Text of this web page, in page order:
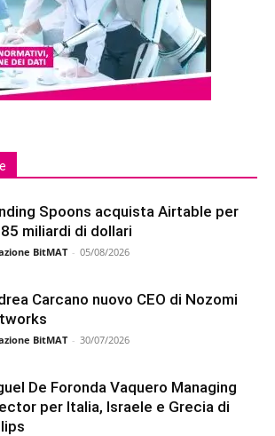
Spoons acquista Airtable per
miliardi di dollari
BitMAT - 05/08/2026
Carcano nuovo CEO di Nozomi
BitMAT - 30/07/2026
De Foronda Vaquero Managing
per Italia, Israele e Grecia di